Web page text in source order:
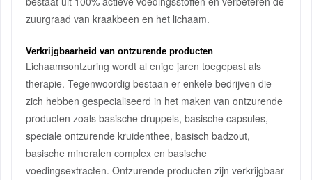
zuurgraad van kraakbeen en het lichaam.
Verkrijgbaarheid van ontzurende producten
Lichaamsontzuring wordt al enige jaren toegepast als
therapie. Tegenwoordig bestaan er enkele bedrijven die
zich hebben gespecialiseerd in het maken van ontzurende
producten zoals basische druppels, basische capsules,
speciale ontzurende kruidenthee, basisch badzout,
basische mineralen complex en basische
voedingsextracten. Ontzurende producten zijn verkrijgbaar